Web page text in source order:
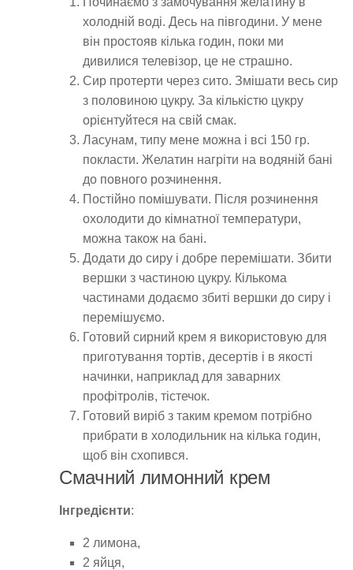
холодній воді. Десь на півгодини. У мене
він простояв кілька годин, поки ми
дивилися телевізор, це не страшно.
Сир протерти через сито. Змішати весь сир
з половиною цукру. За кількістю цукру
орієнтуйтеся на свій смак.
Ласунам, типу мене можна і всі 150 гр.
покласти. Желатин нагріти на водяній бані
до повного розчинення.
Постійно помішувати. Після розчинення
охолодити до кімнатної температури,
можна також на бані.
Додати до сиру і добре перемішати. Збити
вершки з частиною цукру. Кількома
частинами додаємо збиті вершки до сиру і
перемішуємо.
Готовий сирний крем я використовую для
приготування тортів, десертів і в якості
начинки, наприклад для заварних
профітролів, тістечок.
Готовий виріб з таким кремом потрібно
прибрати в холодильник на кілька годин,
щоб він схопився.
Смачний лимонний крем
Інгредієнти:
2 лимона,
2 яйця,